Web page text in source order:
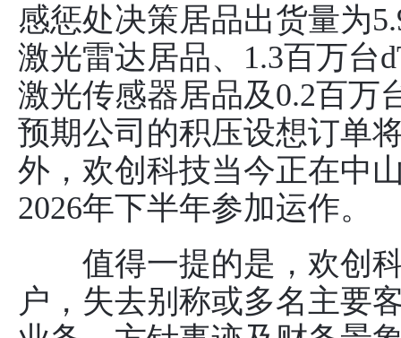
感惩处决策居品出货量为
激光雷达居品、1.3百万台
激光传感器居品及0.2百万
预期公司的积压设想订单
外，欢创科技当今正在中
2026年下半年参加运作。
值得一提的是，欢创科
户，失去别称或多名主要